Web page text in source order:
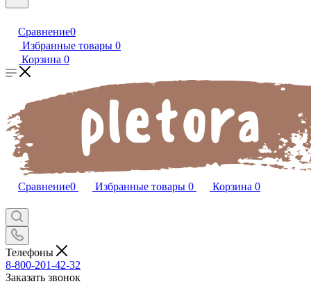
Сравнение0
Избранные товары 0
Корзина 0
Сравнение0 Избранные товары 0 Корзина 0
Телефоны
8-800-201-42-32
Заказать звонок